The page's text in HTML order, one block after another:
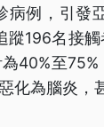
例，引發
蹤196名接
40%至
化為腦炎，